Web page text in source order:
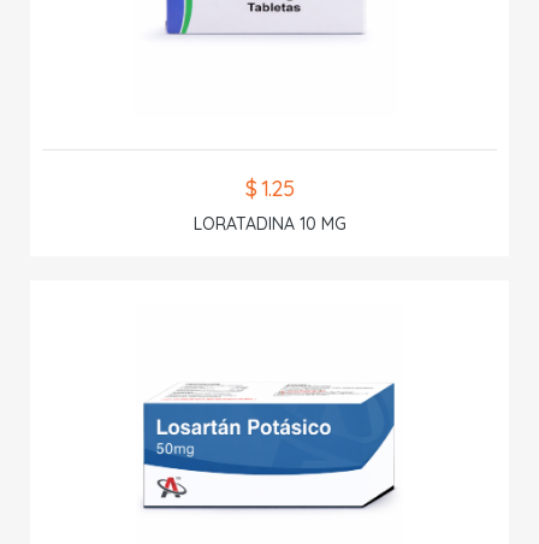
$ 1.25
LORATADINA 10 MG